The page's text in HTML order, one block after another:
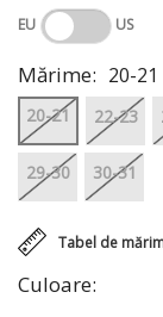
EU US
Culoare:
Tabel de
Mărime: 20-21
20-21 22-23
29-30 30-31